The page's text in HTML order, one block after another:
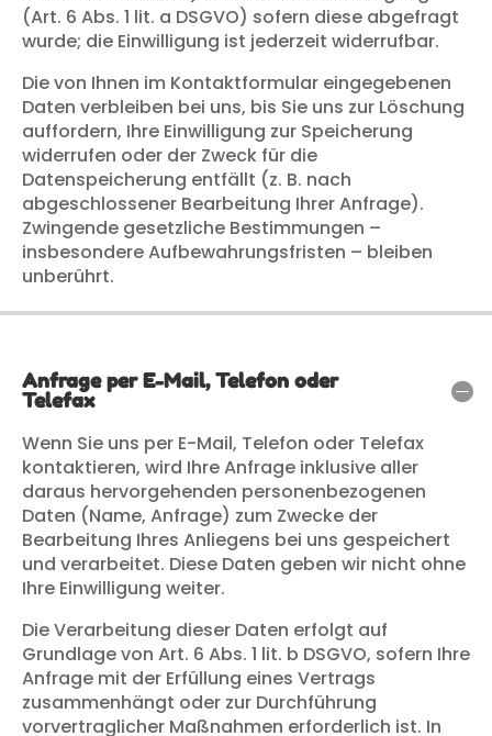
(Art. 6 Abs. 1 lit. a DSGVO) sofern diese abgefragt
wurde; die Einwilligung ist jederzeit widerrufbar.
Die von Ihnen im Kontaktformular eingegebenen
Daten verbleiben bei uns, bis Sie uns zur Löschung
auffordern, Ihre Einwilligung zur Speicherung
widerrufen oder der Zweck für die
Datenspeicherung entfällt (z. B. nach
abgeschlossener Bearbeitung Ihrer Anfrage).
Zwingende gesetzliche Bestimmungen –
insbesondere Aufbewahrungsfristen – bleiben
unberührt.
Anfrage per E-Mail, Telefon oder
Telefax
Wenn Sie uns per E-Mail, Telefon oder Telefax
kontaktieren, wird Ihre Anfrage inklusive aller
daraus hervorgehenden personenbezogenen
Daten (Name, Anfrage) zum Zwecke der
Bearbeitung Ihres Anliegens bei uns gespeichert
und verarbeitet. Diese Daten geben wir nicht ohne
Ihre Einwilligung weiter.
Die Verarbeitung dieser Daten erfolgt auf
Grundlage von Art. 6 Abs. 1 lit. b DSGVO, sofern Ihre
Anfrage mit der Erfüllung eines Vertrags
zusammenhängt oder zur Durchführung
vorvertraglicher Maßnahmen erforderlich ist. In